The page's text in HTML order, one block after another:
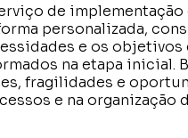
de implementação
personalizada,
e os
na etapa inicial.
fragilidades e
e na organização